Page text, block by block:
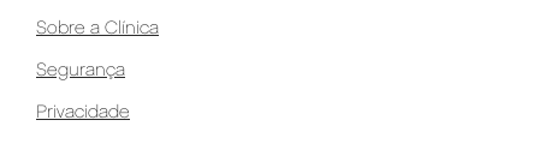
Sobre a Clínica
Segurança
Privacidade